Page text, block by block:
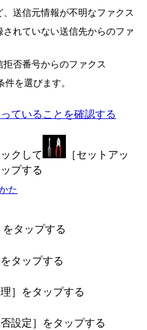
送信元情報が不明なファクス
れていない送信先からのファ
否番号からのファクス
を選びます。
ていることを確認する
クして ［セットアッ
プする
た
をタップする
タップする
］をタップする
設定 ］をタップする